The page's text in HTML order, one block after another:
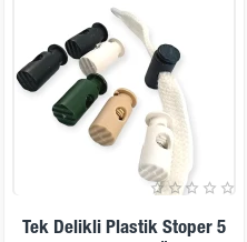
Tek Delikli Plastik Stoper 5